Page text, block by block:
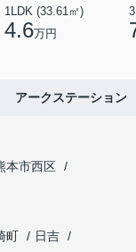
1LDK (33.61㎡)
4.6万円
アークステーション
本市西区
町
日吉